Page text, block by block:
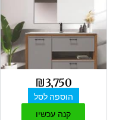
₪3,750
הוספה לסל
קנה עכשיו